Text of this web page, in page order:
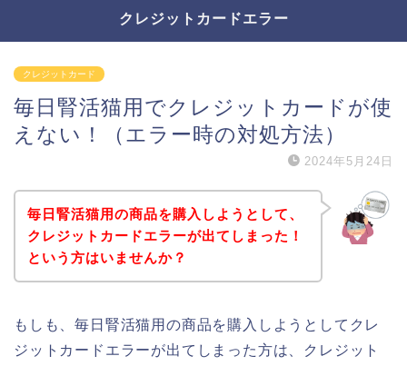
クレジットカードエラー
クレジットカード
毎日腎活猫用でクレジットカードが使
えない！（エラー時の対処方法）
2024年5月24日
毎日腎活猫用の商品を購入しようとして、
クレジットカードエラーが出てしまった！
という方はいませんか？
もしも、毎日腎活猫用の商品を購入しようとしてクレ
ジットカードエラーが出てしまった方は、クレジット